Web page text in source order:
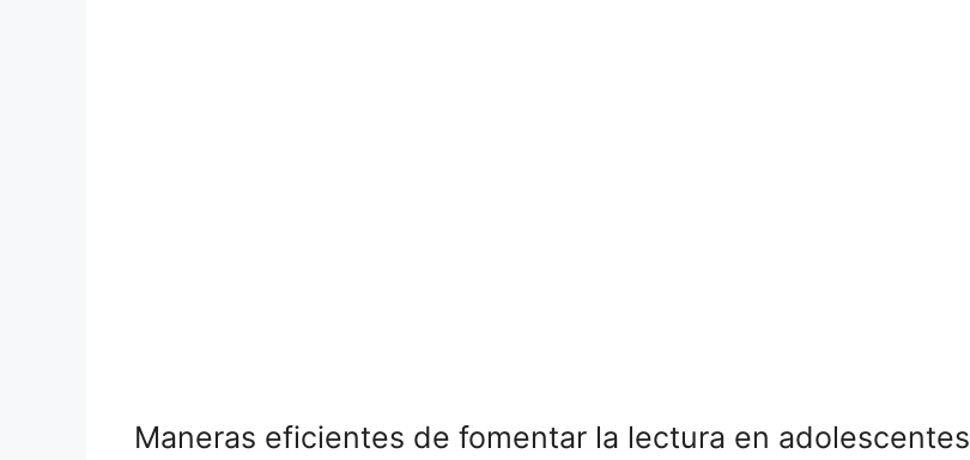
Maneras eficientes de fomentar la lectura en adolescentes